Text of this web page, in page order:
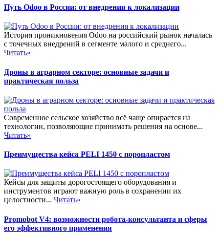
Путь Odoo в России: от внедрения к локализации
История проникновения Odoo на российский рынок началась
с точечных внедрений в сегменте малого и среднего...
Читать»
Дроны в аграрном секторе: основные задачи и
практическая польза
Современное сельское хозяйство всё чаще опирается на
технологии, позволяющие принимать решения на основе...
Читать»
Преимущества кейса PELI 1450 с поропластом
Кейсы для защиты дорогостоящего оборудования и
инструментов играют важную роль в сохранении их
целостности... Читать»
Promobot V4: возможности робота-консультанта и сферы
его эффективного применения